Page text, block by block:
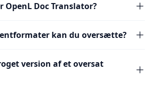
OpenL Doc Translator?
kan du oversætte?
version af et oversat